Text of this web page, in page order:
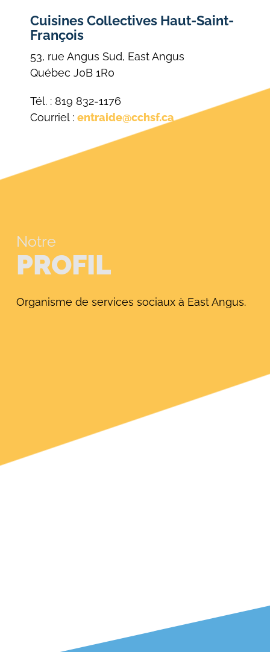
Cuisines Collectives Haut-Saint-
François
53, rue Angus Sud, East Angus
Québec J0B 1R0
Tél. : 819 832-1176
Courriel : entraide@cchsf.ca
Notre
PROFIL
Organisme de services sociaux à East Angus.